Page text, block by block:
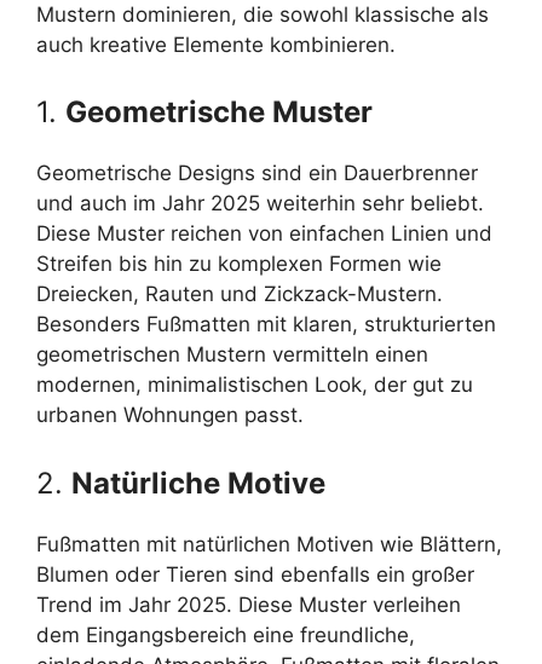
Mustern dominieren, die sowohl klassische als
auch kreative Elemente kombinieren.
1. Geometrische Muster
Geometrische Designs sind ein Dauerbrenner
und auch im Jahr 2025 weiterhin sehr beliebt.
Diese Muster reichen von einfachen Linien und
Streifen bis hin zu komplexen Formen wie
Dreiecken, Rauten und Zickzack-Mustern.
Besonders Fußmatten mit klaren, strukturierten
geometrischen Mustern vermitteln einen
modernen, minimalistischen Look, der gut zu
urbanen Wohnungen passt.
2. Natürliche Motive
Fußmatten mit natürlichen Motiven wie Blättern,
Blumen oder Tieren sind ebenfalls ein großer
Trend im Jahr 2025. Diese Muster verleihen
dem Eingangsbereich eine freundliche,